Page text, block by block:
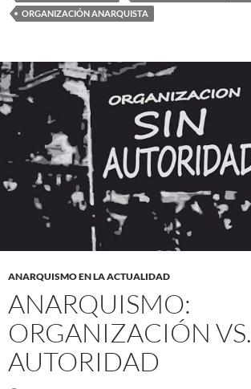
ORGANIZACIÓN ANARQUISTA
ANARQUISMO EN LA ACTUALIDAD
ANARQUISMO:
ORGANIZACIÓN VS.
AUTORIDAD